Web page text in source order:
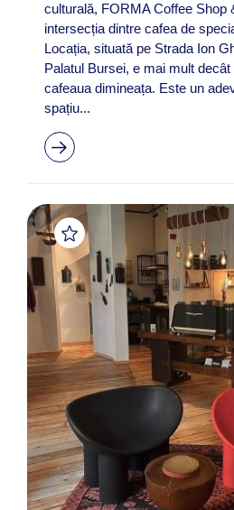
culturală, FORMA Coffee Shop
intersecția dintre cafea de
Locația, situată pe Strada Ion
Palatul Bursei, e mai mult
cafeaua dimineața. Este un
spațiu...